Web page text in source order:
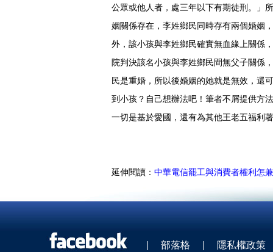
公眾或他人者，處三年以下有期徒刑。」
姻關係存在，李姓鄉民同時存有兩個婚
外，該小孩與李姓鄉民確實無血緣上關係
院判決該名小孩與李姓鄉民間無父子關係
民是重婚，所以後婚姻的她就是無效，還
到小孩？自己想辦法吧！筆者不屑提供
一切是基於愛國，還有為其他王老五福利
延伸閱讀： 中華電信罷工與消費者權利怎
| 部落格 | 隱私權政策